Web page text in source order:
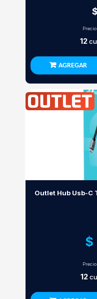
12
AGREGAR
Outlet Hub Usb-C
$
12